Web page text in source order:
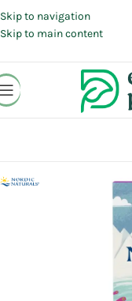
Skip to navigation
Skip to main content